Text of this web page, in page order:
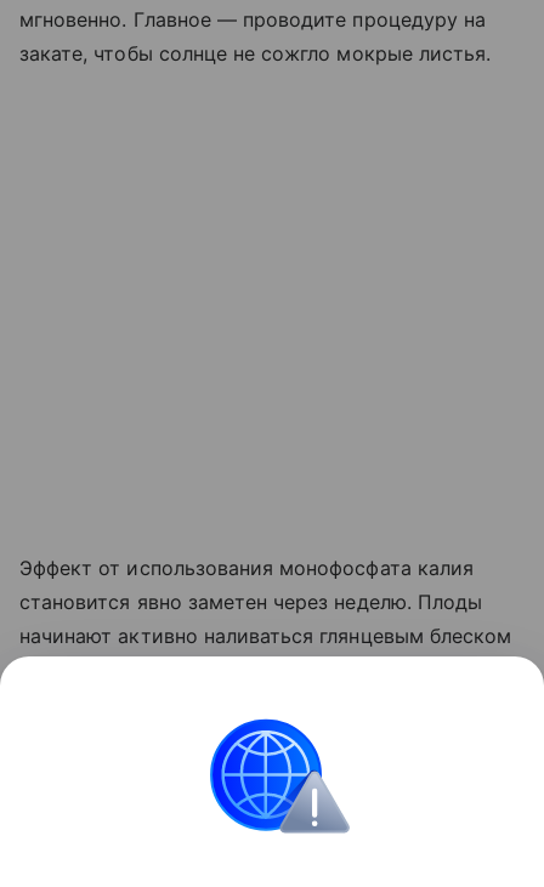
мгновенно. Главное — проводите процедуру на
закате, чтобы солнце не сожгло мокрые листья.
Эффект от использования монофосфата калия
становится явно заметен через неделю. Плоды
начинают активно наливаться глянцевым блеском
свою силу на том, чтобы дать урожайю
возможность нормально вызреть.